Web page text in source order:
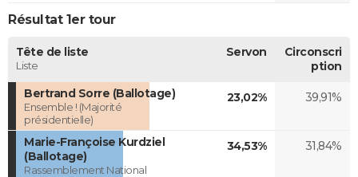
Résultat 1er tour
Tête de liste
Liste
Servon
Circonscri
ption
Bertrand Sorre (Ballotage)
Ensemble ! (Majorité
présidentielle)
23,02% 39,91%
Marie-Françoise Kurdziel
(Ballotage)
Rassemblement National
34,53% 31,84%